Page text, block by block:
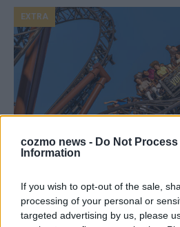
cozmo news - Do Not Process
Information
If you wish to opt-out of the sale,
processing of your personal or
targeted advertising by us, please
Monaco, Sallys Café,
Europa-Park 2026 macht
EXTRA
Juni 2026